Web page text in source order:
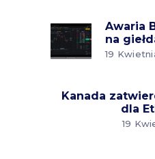
Awaria
na
19
Kanada
dla
19